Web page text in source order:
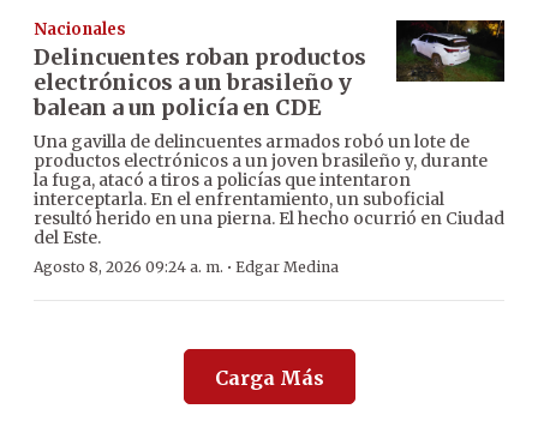
Nacionales
Delincuentes roban productos
electrónicos a un brasileño y
balean a un policía en CDE
Una gavilla de delincuentes armados robó un lote de
productos electrónicos a un joven brasileño y, durante
la fuga, atacó a tiros a policías que intentaron
interceptarla. En el enfrentamiento, un suboficial
resultó herido en una pierna. El hecho ocurrió en Ciudad
del Este.
Agosto 8, 2026 09:24 a. m. · Edgar Medina
Carga Más